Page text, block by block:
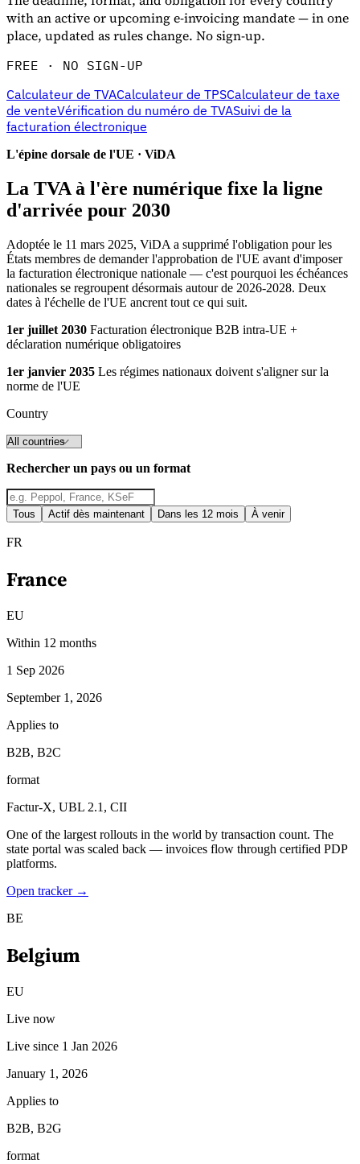
Guides fiscaux par pays
Tous les guides
La VAT pour les débutants
with an active or upcoming e-invoicing mandate — in one
place, updated as rules change. No sign-up.
FREE · NO SIGN-UP
Calculateur de TVACalculateur de TPSCalculateur de taxe
de venteVérification du numéro de TVASuivi de la
facturation électronique
L'épine dorsale de l'UE · ViDA
La TVA à l'ère numérique fixe la ligne
d'arrivée pour 2030
Adoptée le 11 mars 2025, ViDA a supprimé l'obligation pour les
États membres de demander l'approbation de l'UE avant d'imposer
la facturation électronique nationale — c'est pourquoi les échéances
nationales se regroupent désormais autour de 2026-2028. Deux
dates à l'échelle de l'UE ancrent tout ce qui suit.
1er juillet 2030 Facturation électronique B2B intra-UE +
déclaration numérique obligatoires
1er janvier 2035 Les régimes nationaux doivent s'aligner sur la
norme de l'UE
Country
Rechercher un pays ou un format
Tous Actif dès maintenant Dans les 12 mois À venir
FR
France
EU
Within 12 months
1 Sep 2026
September 1, 2026
Applies to
B2B, B2C
format
Factur-X, UBL 2.1, CII
One of the largest rollouts in the world by transaction count. The
state portal was scaled back — invoices flow through certified PDP
platforms.
Open tracker →
BE
Belgium
EU
Live now
Live since 1 Jan 2026
January 1, 2026
Applies to
B2B, B2G
format